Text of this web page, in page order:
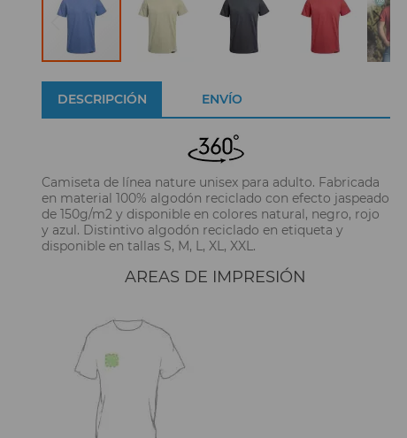
DESCRIPCIÓN
Camiseta de línea nature unisex para adulto. Fabricada
en material 100% algodón reciclado con efecto jaspeado
de 150g/m2 y disponible en colores natural, negro, rojo
y azul. Distintivo algodón reciclado en etiqueta y
disponible en tallas S, M, L, XL, XXL.
AREAS DE IMPRESIÓN
ENVÍO